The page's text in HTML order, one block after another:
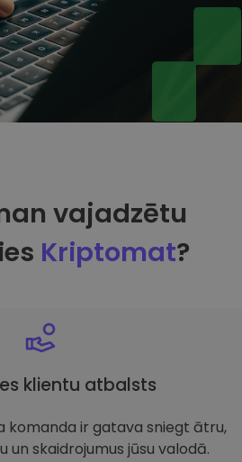
vajadzētu
Kriptomat?
klientu atbalsts
komanda ir gatava sniegt ātru,
un skaidrojumus jūsu valodā.